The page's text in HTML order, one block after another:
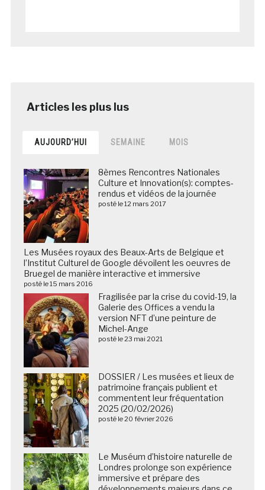
AUJOURD’HUI SEMAINE MOIS
8èmes Rencontres Nationales
Culture et Innovation(s): comptes-
rendus et vidéos de la journée
posté le 12 mars 2017
Les Musées royaux des Beaux-Arts de Belgique et
l’Institut Culturel de Google dévoilent les oeuvres de
Bruegel de manière interactive et immersive
posté le 15 mars 2016
Fragilisée par la crise du covid-19, la
Galerie des Offices a vendu la
version NFT d’une peinture de
Michel-Ange
posté le 23 mai 2021
DOSSIER / Les musées et lieux de
patrimoine français publient et
commentent leur fréquentation
2025 (20/02/2026)
posté le 20 février 2026
Le Muséum d’histoire naturelle de
Londres prolonge son expérience
immersive et prépare des